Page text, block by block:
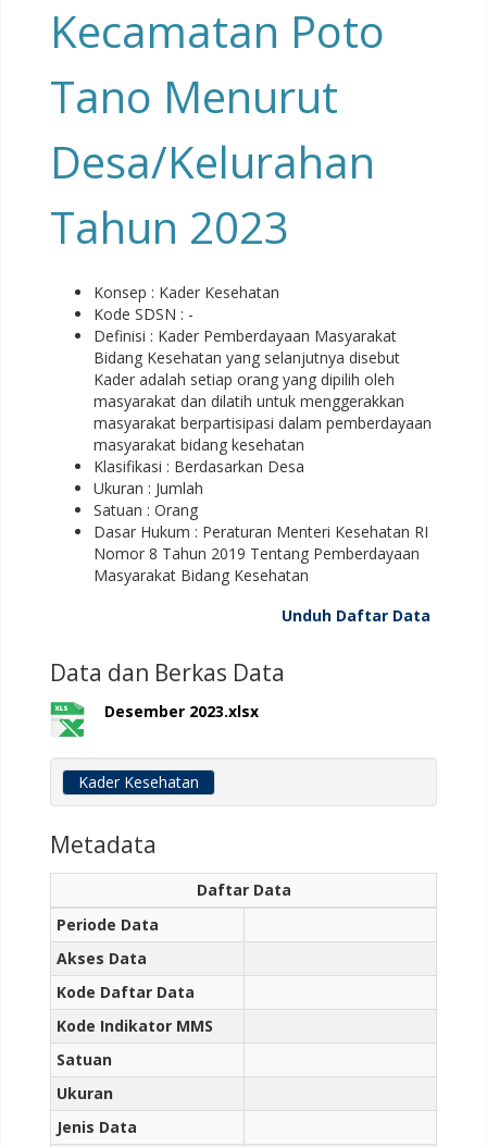
Kecamatan Poto
Tano Menurut
Desa/Kelurahan
Tahun 2023
Konsep : Kader Kesehatan
Kode SDSN : -
Definisi : Kader Pemberdayaan Masyarakat
Bidang Kesehatan yang selanjutnya disebut
Kader adalah setiap orang yang dipilih oleh
masyarakat dan dilatih untuk menggerakkan
masyarakat berpartisipasi dalam pemberdayaan
masyarakat bidang kesehatan
Klasifikasi : Berdasarkan Desa
Ukuran : Jumlah
Satuan : Orang
Dasar Hukum : Peraturan Menteri Kesehatan RI
Nomor 8 Tahun 2019 Tentang Pemberdayaan
Masyarakat Bidang Kesehatan
Unduh Daftar Data
Data dan Berkas Data
Desember 2023.xlsx
Kader Kesehatan
Metadata
Daftar Data
Periode Data
Akses Data
Kode Daftar Data
Kode Indikator MMS
Satuan
Ukuran
Jenis Data